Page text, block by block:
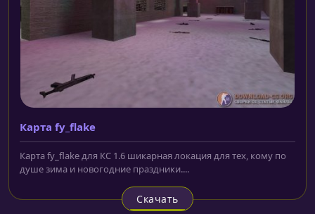
Карта fy_flake
Карта fy_flake для КС 1.6 шикарная локация для тех, кому по
душе зима и новогодние праздники....
Скачать